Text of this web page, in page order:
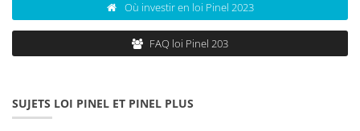
Où investir en loi Pinel 2023
FAQ loi Pinel 203
SUJETS LOI PINEL ET PINEL PLUS